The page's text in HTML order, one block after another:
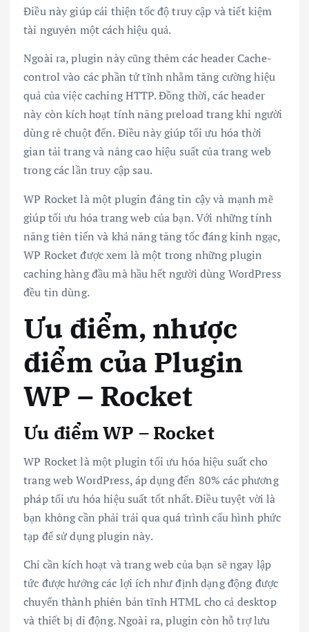
Điều này giúp cải thiện tốc độ truy cập và tiết kiệm
tài nguyên một cách hiệu quả.
Ngoài ra, plugin này cũng thêm các header Cache-
control vào các phần tử tĩnh nhằm tăng cường hiệu
quả của việc caching HTTP. Đồng thời, các header
này còn kích hoạt tính năng preload trang khi người
dùng rê chuột đến. Điều này giúp tối ưu hóa thời
gian tải trang và nâng cao hiệu suất của trang web
trong các lần truy cập sau.
WP Rocket là một plugin đáng tin cậy và mạnh mẽ
giúp tối ưu hóa trang web của bạn. Với những tính
năng tiên tiến và khả năng tăng tốc đáng kinh ngạc,
WP Rocket được xem là một trong những plugin
caching hàng đầu mà hầu hết người dùng WordPress
đều tin dùng.
Ưu điểm, nhược
điểm của Plugin
WP – Rocket
Ưu điểm WP – Rocket
WP Rocket là một plugin tối ưu hóa hiệu suất cho
trang web WordPress, áp dụng đến 80% các phương
pháp tối ưu hóa hiệu suất tốt nhất. Điều tuyệt vời là
bạn không cần phải trải qua quá trình cấu hình phức
tạp để sử dụng plugin này.
Chỉ cần kích hoạt và trang web của bạn sẽ ngay lập
tức được hưởng các lợi ích như định dạng động được
chuyển thành phiên bản tĩnh HTML cho cả desktop
và thiết bị di động. Ngoài ra, plugin còn hỗ trợ lưu